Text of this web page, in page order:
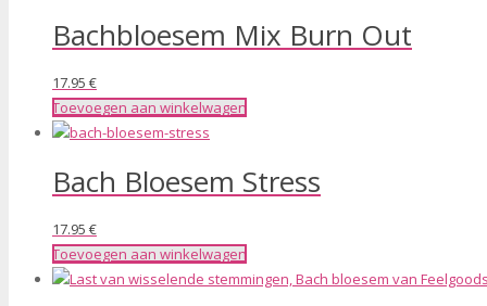
Bachbloesem Mix Burn Out
17.95 €
Toevoegen aan winkelwagen
Bach Bloesem Stress
17.95 €
Toevoegen aan winkelwagen